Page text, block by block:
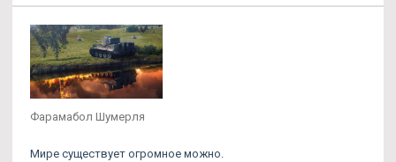
Фарамабол Шумерля
Мире существует огромное можно.